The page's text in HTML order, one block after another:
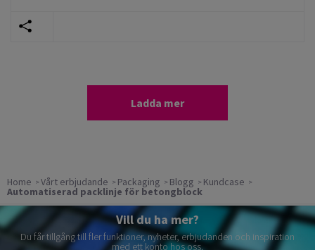
Ladda mer
Home Vårt erbjudande Packaging Blogg Kundcase
Automatiserad packlinje för betongblock
Vill du ha mer?
Du får tillgång till fler funktioner, nyheter, erbjudanden och inspiration
med ett konto hos oss.